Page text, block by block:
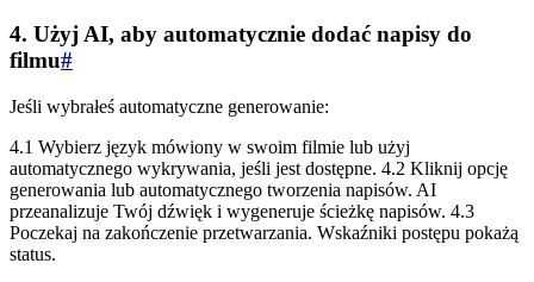
4. Użyj AI, aby automatycznie dodać napisy do
filmu#
Jeśli wybrałeś automatyczne generowanie:
4.1 Wybierz język mówiony w swoim filmie lub użyj
automatycznego wykrywania, jeśli jest dostępne. 4.2 Kliknij opcję
generowania lub automatycznego tworzenia napisów. AI
przeanalizuje Twój dźwięk i wygeneruje ścieżkę napisów. 4.3
Poczekaj na zakończenie przetwarzania. Wskaźniki postępu pokażą
status.